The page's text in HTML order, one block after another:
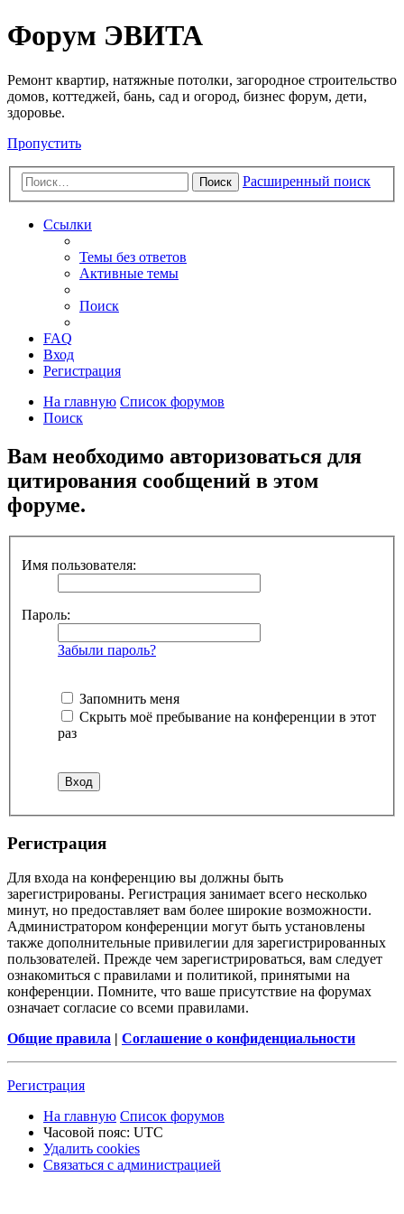
Регистрация
Форум ЭВИТА
Ремонт квартир, натяжные потолки, загородное строительство
домов, коттеджей, бань, сад и огород, бизнес форум, дети,
здоровье.
Пропустить
Поиск Расширенный поиск
Ссылки
Темы без ответов
Активные темы
Поиск
FAQ
Вход
Регистрация
На главную Список форумов
Поиск
Вам необходимо авторизоваться для
цитирования сообщений в этом
форуме.
Имя пользователя:
Пароль:
Забыли пароль?
Запомнить меня
Скрыть моё пребывание на конференции в этот
раз
Регистрация
Для входа на конференцию вы должны быть
зарегистрированы. Регистрация занимает всего несколько
минут, но предоставляет вам более широкие возможности.
Администратором конференции могут быть установлены
также дополнительные привилегии для зарегистрированных
пользователей. Прежде чем зарегистрироваться, вам следует
ознакомиться с правилами и политикой, принятыми на
конференции. Помните, что ваше присутствие на форумах
означает согласие со всеми правилами.
Общие правила | Соглашение о конфиденциальности
Регистрация
На главную Список форумов
Часовой пояс: UTC
Удалить cookies
Связаться
Связаться с администрацией